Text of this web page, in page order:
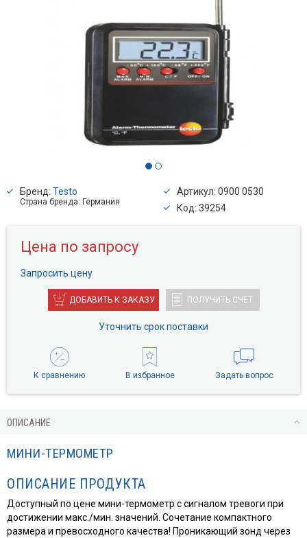
Бренд: Testo
Страна бренда: Германия
Артикул: 0900 0530
Код: 39254
Цена по запросу
Запросить цену
ДОБАВИТЬ К ЗАКАЗУ ПОЛУЧИТЬ СЧЕТ
Уточнить срок поставки
К сравнению В избранное Задать вопрос
ОПИСАНИЕ
МИНИ-ТЕРМОМЕТР
ОПИСАНИЕ ПРОДУКТА
Доступный по цене мини-термометр с сигналом тревоги при
достижении макс./мин. значений. Сочетание компактного
размера и превосходного качества! Проникающий зонд через